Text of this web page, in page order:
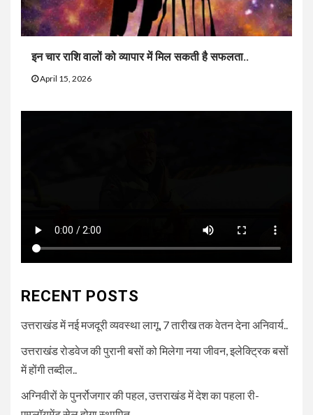
इन चार राशि वालों को व्यापार में मिल सकती है सफलता..
April 15, 2026
RECENT POSTS
उत्तराखंड में नई मजदूरी व्यवस्था लागू, 7 तारीख तक वेतन देना अनिवार्य..
उत्तराखंड रोडवेज की पुरानी बसों को मिलेगा नया जीवन, इलेक्ट्रिक बसों
में होंगी तब्दील..
अग्निवीरों के पुनर्रोजगार की पहल, उत्तराखंड में देश का पहला री-